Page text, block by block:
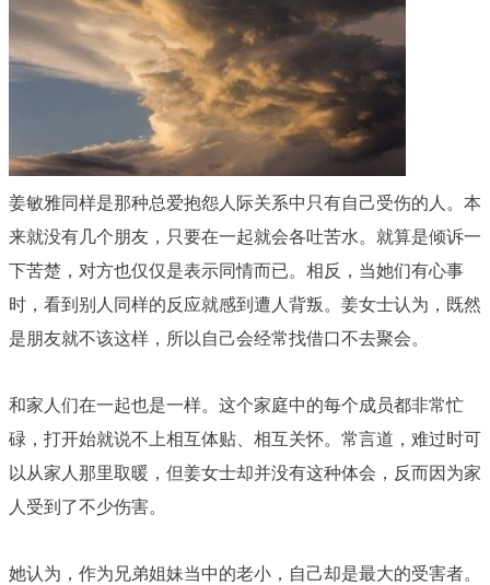
姜敏雅同样是那种总爱抱怨人际关系中只有自己受伤的人。本
来就没有几个朋友，只要在一起就会各吐苦水。就算是倾诉一
下苦楚，对方也仅仅是表示同情而已。相反，当她们有心事
时，看到别人同样的反应就感到遭人背叛。姜女士认为，既然
是朋友就不该这样，所以自己会经常找借口不去聚会。
和家人们在一起也是一样。这个家庭中的每个成员都非常忙
碌，打开始就说不上相互体贴、相互关怀。常言道，难过时可
以从家人那里取暖，但姜女士却并没有这种体会，反而因为家
人受到了不少伤害。
她认为，作为兄弟姐妹当中的老小，自己却是最大的受害者。